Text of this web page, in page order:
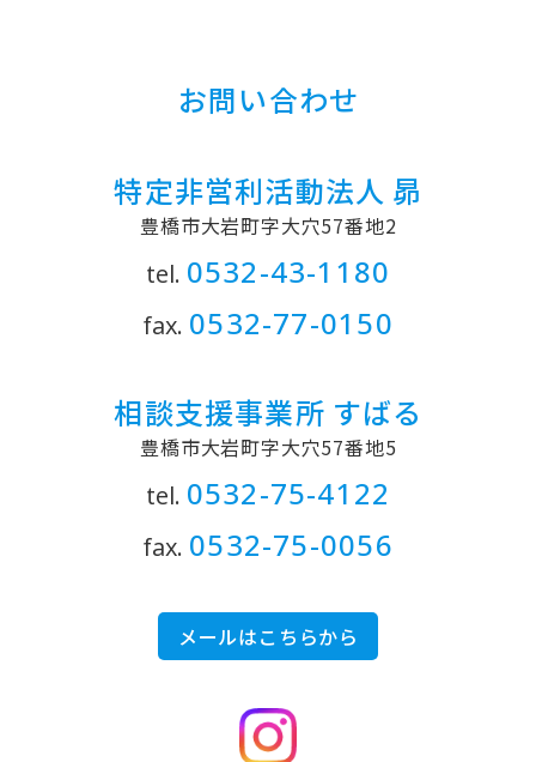
お問い合わせ
特定非営利活動法人 昴
豊橋市大岩町字大穴57番地2
tel. 0532-43-1180
fax. 0532-77-0150
相談支援事業所 すばる
豊橋市大岩町字大穴57番地5
tel. 0532-75-4122
fax. 0532-75-0056
メールはこちらから